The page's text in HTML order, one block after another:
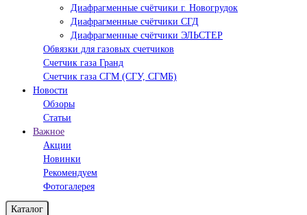
Диафрагменные счётчики г. Новогрудок
Диафрагменные счётчики СГД
Диафрагменные счётчики ЭЛЬСТЕР
Обвязки для газовых счетчиков
Счетчик газа Гранд
Счетчик газа СГМ (СГУ, СГМБ)
Новости
Обзоры
Статьи
Важное
Акции
Новинки
Рекомендуем
Фотогалерея
Каталог